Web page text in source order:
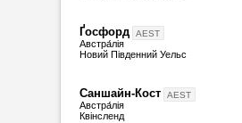
Ґосфорд AEST
Австра́лія
Новий Південний Уельс
Саншайн-Кост AEST
Австра́лія
Квінсленд